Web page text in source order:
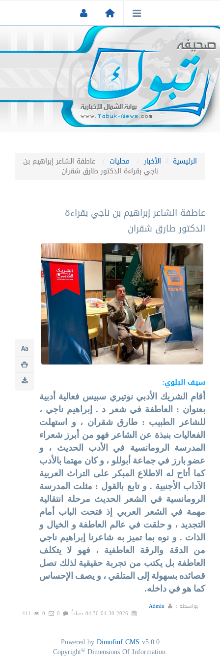
الرئيسية الأخبار محليات عاطفة الشاعر إبراهيم بن
ناجي بقراءة الدكتور طارق شقران
عاطفة الشاعر إبراهيم بن ناجي بقراءة
الدكتور طارق شقران
سيف البلوي:
أقام الشريك الأدبي نوتيري سبيس فعالية أدبية
بعنوان : العاطفة في شعر د . إبراهيم ناجي ،
للشاعر الطبيب : طارق شقران ، و استهلت
الفعاليات بنبذة عن الشاعر فهو من أبرز شعراء
المدرسة الرومانسية في الأدب الحديث ، و
عضو بارز في جماعة أبوللو ، و كان مهتما بالأدب
كما أتاح له الاطلاع المبكر على التراث العربية
الآداب الأجنبية . و تابع بالقول : مثلت المدرسة
الرومانسية في الشعر الحديث مرحلة انتقالية
مهمة في الشعر العربي إذ فتحت الباب أمام
التجديد ، و حلقت في عالم العاطفة و الخيال و
الذات . و نوه بما تميز به شاعرنا إبراهيم ناجي
من الدقة والرقة العاطفية ، فهو لا يتكلف
العاطفة بل يكتب من تجربة حقيقية لذلك تصل
قصائده بسهولة إلى المتلقي ، و يصف الإحساس
كما هو في داخله.
بواسطة : Admin
Powered byDimofinf CMS v5.0.0
Copyright©Dimensions Of Information.